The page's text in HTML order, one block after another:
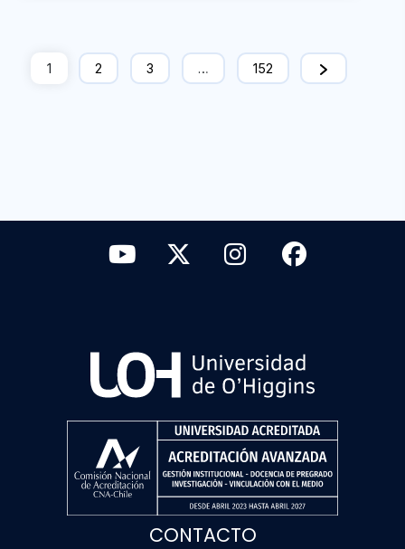
1 2 3 … 152
CONTACTO